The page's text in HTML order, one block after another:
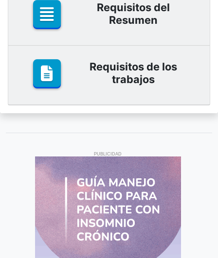
Requisitos del
Resumen
Requisitos de los
trabajos
PUBLICIDAD